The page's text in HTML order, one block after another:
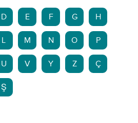
D E F G H
L M N O P
U V Y Z Ç
Ş